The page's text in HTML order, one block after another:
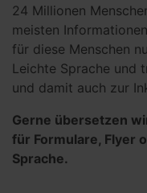
24 Millionen
meisten
für diese Menschen
Leichte Sprache und
und damit auch zur
Gerne übersetzen
für Formulare, Flyer
Sprache.